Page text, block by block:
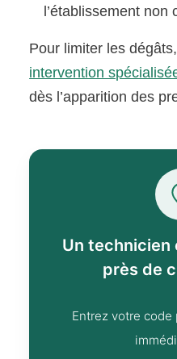
l’établissement non
Pour limiter les
intervention
dès l’apparition des
Un
près de
Entrez votre